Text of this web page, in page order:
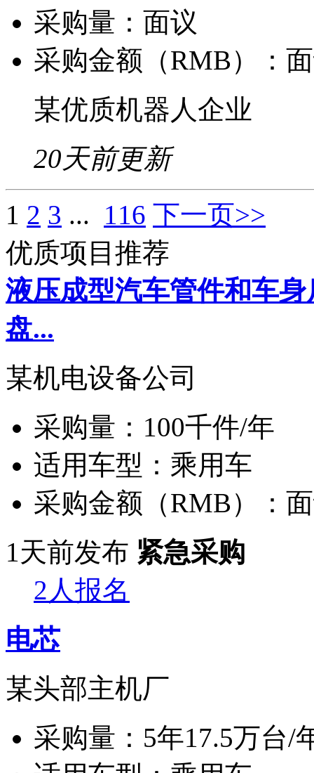
采购量： 面议
采购金额（RMB）：
某优质机器人企业
20天前更新
1 2 3 ... 116 下一页>>
优质项目推荐
液压成型汽车管件和车
盘...
某机电设备公司
采购量： 100千件/年
适用车型： 乘用车
采购金额（RMB）：
1天前发布 紧急采购
2人报名
电芯
某头部主机厂
采购量： 5年17.5万台/